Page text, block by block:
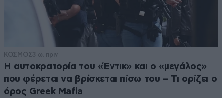
ΚΟΣΜΟΣ3 ω. πριν
Η αυτοκρατορία του «Έντικ» και ο «μεγάλος»
που φέρεται να βρίσκεται πίσω του – Τι ορίζει ο
όρος Greek Mafia